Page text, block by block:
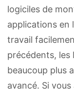
logiciles de
applications en
travail
précédents, les
beaucoup plus
avancé. Si